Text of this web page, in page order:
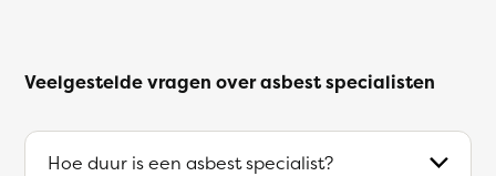
Veelgestelde vragen over asbest specialisten
Hoe duur is een asbest specialist?